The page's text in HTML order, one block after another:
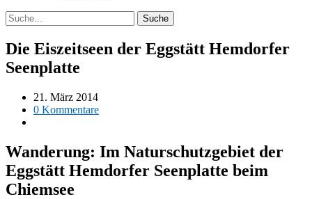
Die Eiszeitseen der Eggstätt Hemdorfer
Seenplatte
21. März 2014
0 Kommentare
Wanderung: Im Naturschutzgebiet der
Eggstätt Hemdorfer Seenplatte beim
Chiemsee